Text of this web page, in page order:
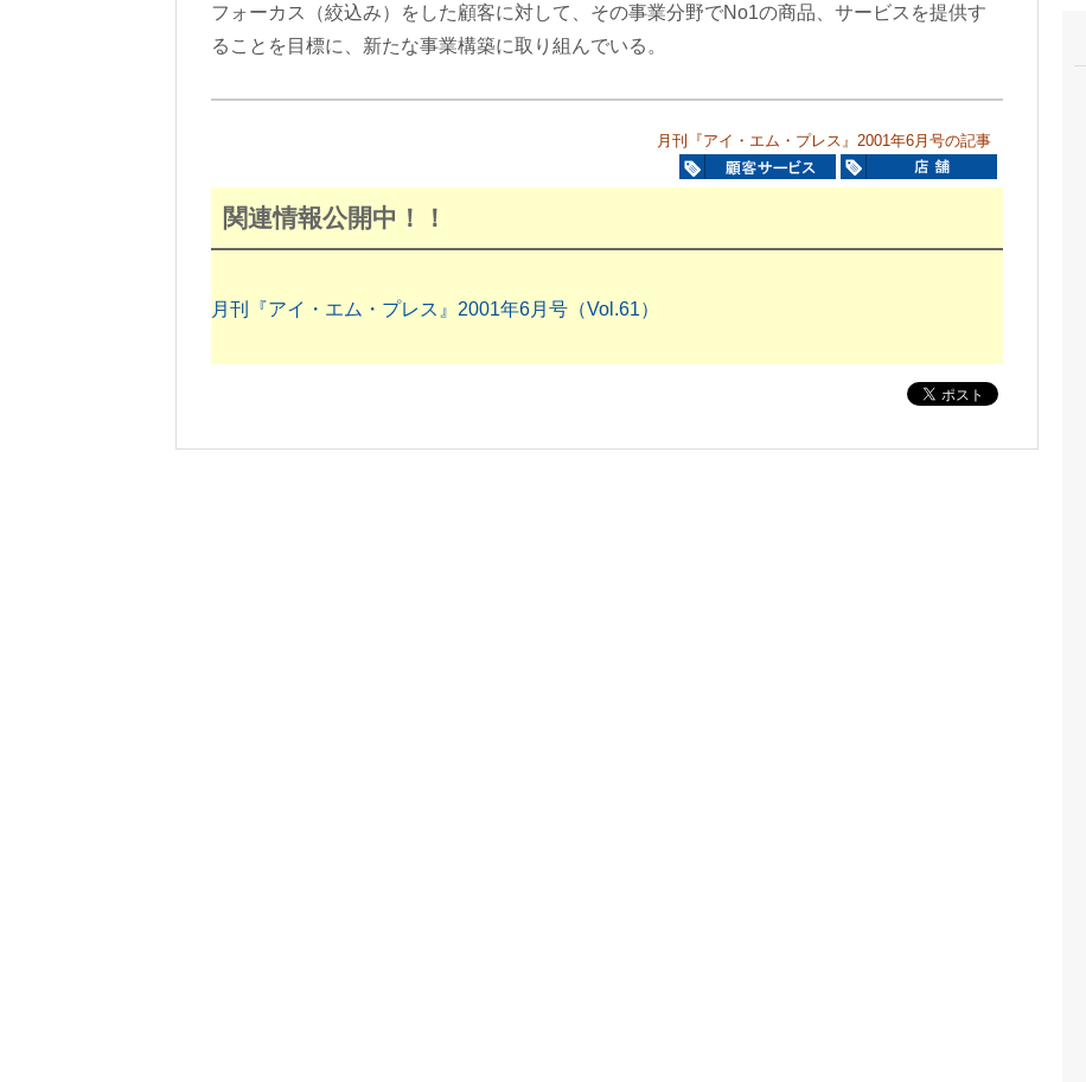
フォーカス（絞込み）をした顧客に対して、その事業分野でNo1の商品、サービスを提供す
ることを目標に、新たな事業構築に取り組んでいる。
月刊『アイ・エム・プレス』2001年6月号の記事
関連情報公開中！！
月刊『アイ・エム・プレス』2001年6月号（Vol.61）